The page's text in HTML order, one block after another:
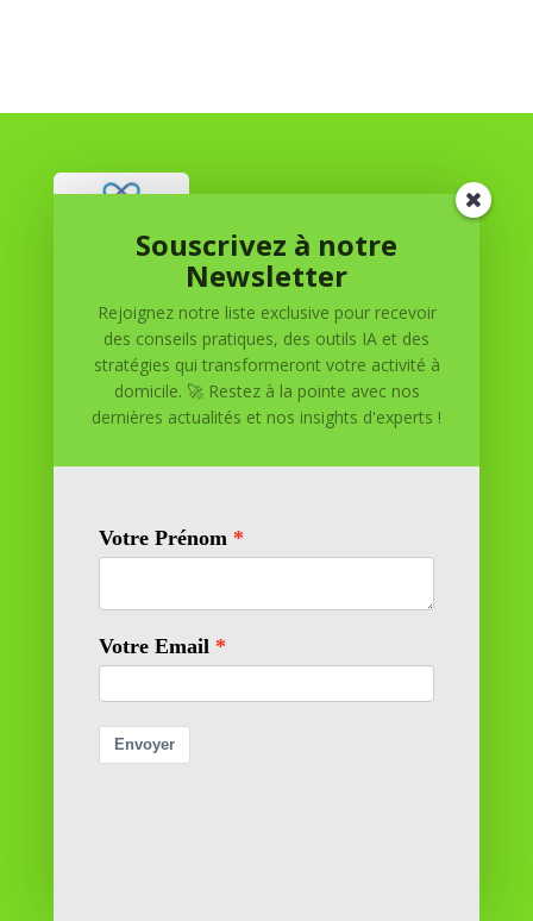
Réussite à Domicile est votre partenaire de confiance
pour atteindre vos objectifs depuis le confort de votre
maison. Nous offrons des solutions personnalisées pour
Adresse
11 rue Richelieu
69100 VILLEURBANNE
Contactez-nous
Souscrivez à notre
Newsletter
Rejoignez notre liste exclusive pour recevoir
des conseils pratiques, des outils IA et des
stratégies qui transformeront votre activité à
domicile. 🚀 Restez à la pointe avec nos
dernières actualités et nos insights d'experts !